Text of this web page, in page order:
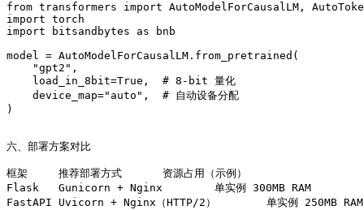
from transformers import AutoModelForCausalLM,
import torch
import bitsandbytes as bnb
model = AutoModelForCausalLM.from_pretrained(
    "gpt2",
    load_in_8bit=True,  # 8-bit 量化
    device_map="auto",  # 自动设备分配
)
六、部署方案对比
框架	推荐部署方式	资源占用（示例）
Flask	Gunicorn + Nginx	单实例 300MB RAM